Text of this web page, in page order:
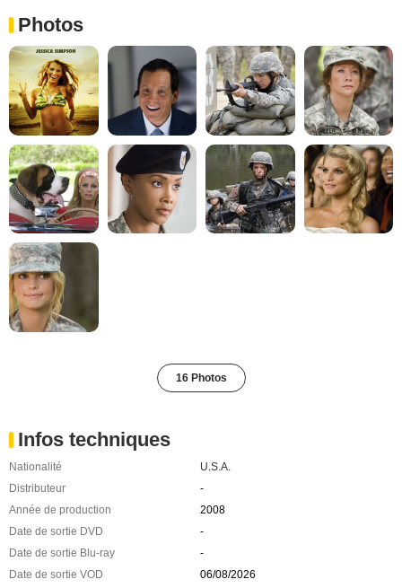
Photos
16 Photos
Infos techniques
Nationalité
U.S.A.
Distributeur
-
Année de production
2008
Date de sortie DVD
-
Date de sortie Blu-ray
-
Date de sortie VOD
06/08/2026